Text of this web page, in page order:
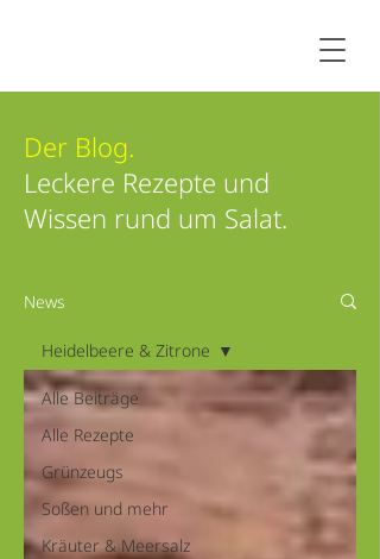
Der Blog.
Leckere Rezepte und
Wissen rund um Salat.
News
Alle Beiträge
Alle Rezepte
Grünzeugs
Soßen und mehr
Kräuter & Meersalz
Heidelbeere & Zitrone